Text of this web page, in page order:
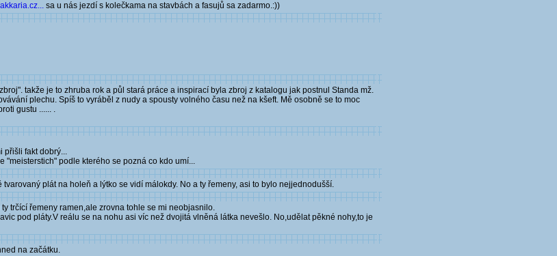
sa u nás jezdí s kolečkama na stavbách a fasujů sa zadarmo.:))
takže je to zhruba rok a půl stará práce a inspirací byla zbroj z katalogu jak postnul Standa mž.
plechu. Spíš to vyráběl z nudy a spousty volného času než na kšeft. Mě osobně se to moc
gustu ...... .
přišli fakt dobrý...
"meisterstich" podle kterého se pozná co kdo umí...
plát na holeň a lýtko se vidí málokdy. No a ty řemeny, asi to bylo nejjednodušší.
trčící řemeny ramen,ale zrovna tohle se mi neobjasnilo.
pod pláty.V reálu se na nohu asi víc než dvojitá vlněná látka nevešlo. No,udělat pěkné nohy,to je
na začátku.